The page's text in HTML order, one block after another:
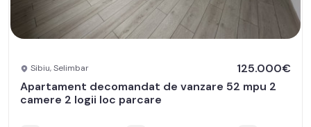
Sibiu, Selimbar
125.000€
Apartament decomandat de vanzare 52 mpu 2
camere 2 logii loc parcare